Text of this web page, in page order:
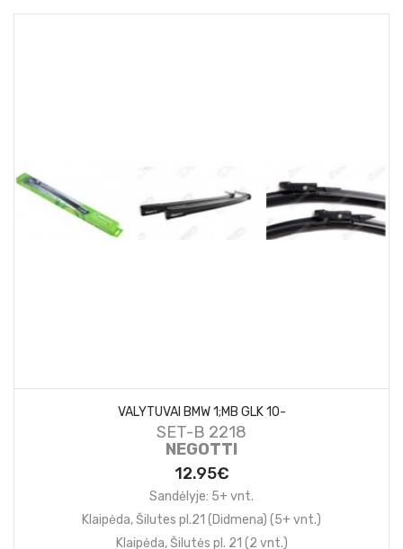
VALYTUVAI BMW 1;MB GLK 10-
SET-B 2218
NEGOTTI
12.95€
Sandėlyje: 5+ vnt.
Klaipėda, Šilutes pl.21 (Didmena) (5+ vnt.)
Klaipėda, Šilutės pl. 21 (2 vnt.)